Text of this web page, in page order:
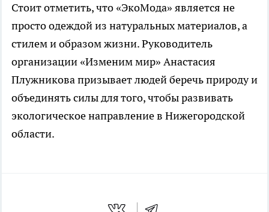
Стоит отметить, что «ЭкоМода» является не
просто одеждой из натуральных материалов, а
стилем и образом жизни. Руководитель
организации «Изменим мир» Анастасия
Плужникова призывает людей беречь природу и
объединять силы для того, чтобы развивать
экологическое направление в Нижегородской
области.